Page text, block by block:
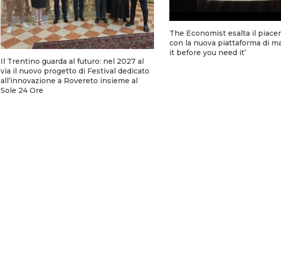
Il Trentino guarda al futuro: nel 2027 al
via il nuovo progetto di Festival dedicato
all’innovazione a Rovereto insieme al
Sole 24 Ore
The Economist esalta il
con la nuova piattaforma di
it before you need it’